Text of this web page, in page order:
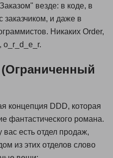
везде: в коде, в
заказчиком, и даже в
Никаких Order,
o_r_d_e_r.
концепция DDD, которая
фантастического романа.
вас есть отдел продаж,
из этих отделов слово